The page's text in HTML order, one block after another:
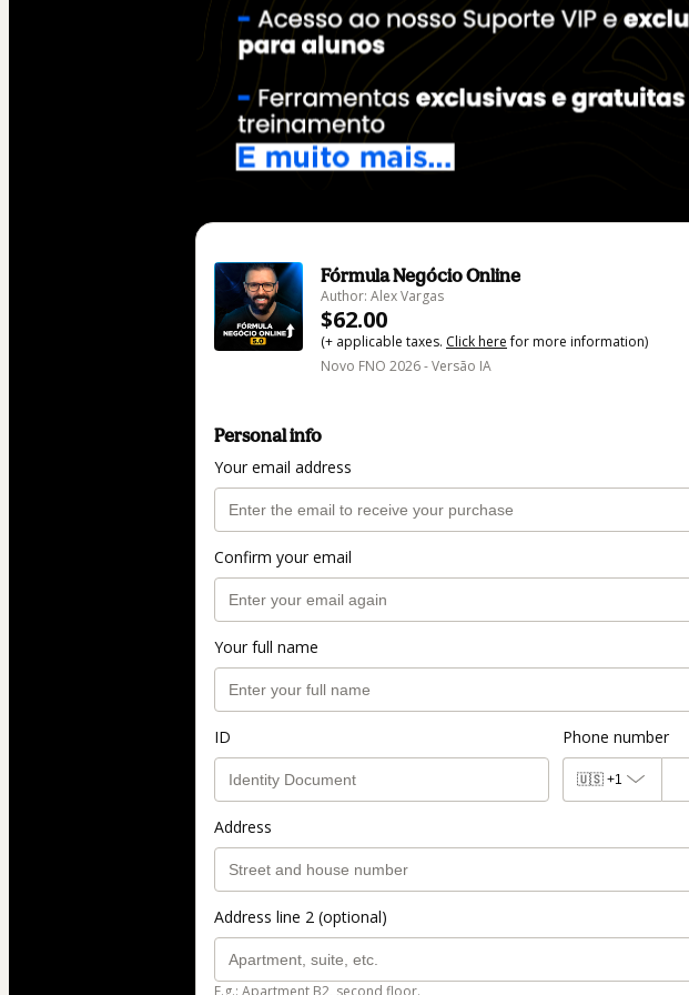
Fórmula Negócio Online
Author: Alex Vargas
$62.00
(+ applicable taxes. Click herefor more information)
Novo FNO 2026 - Versão IA
Personal info
Your email address
Confirm your email
Your full name
ID Phone number
🇺🇸 +1
Address
Address line 2 (optional)